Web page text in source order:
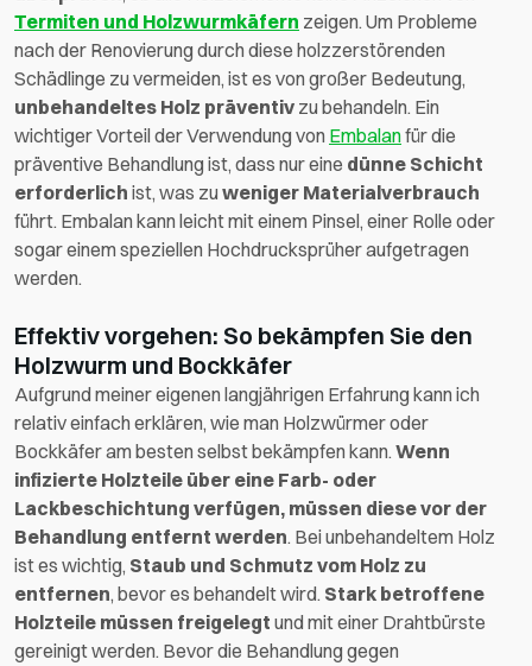
Termiten und Holzwurmkäfern zeigen. Um Probleme
nach der Renovierung durch diese holzzerstörenden
Schädlinge zu vermeiden, ist es von großer Bedeutung,
unbehandeltes Holz präventiv zu behandeln. Ein
wichtiger Vorteil der Verwendung von Embalanfür die
präventive Behandlung ist, dass nur eine dünne Schicht
erforderlich ist, was zu weniger Materialverbrauch
führt. Embalan kann leicht mit einem Pinsel, einer Rolle oder
sogar einem speziellen Hochdrucksprüher aufgetragen
werden.
Effektiv vorgehen: So bekämpfen Sie den
Holzwurm und Bockkäfer
Aufgrund meiner eigenen langjährigen Erfahrung kann ich
relativ einfach erklären, wie man Holzwürmer oder
Bockkäfer am besten selbst bekämpfen kann. Wenn
infizierte Holzteile über eine Farb- oder
Lackbeschichtung verfügen, müssen diese vor der
Behandlung entfernt werden. Bei unbehandeltem Holz
ist es wichtig, Staub und Schmutz vom Holz zu
entfernen, bevor es behandelt wird. Stark betroffene
Holzteile müssen freigelegt und mit einer Drahtbürste
gereinigt werden. Bevor die Behandlung gegen